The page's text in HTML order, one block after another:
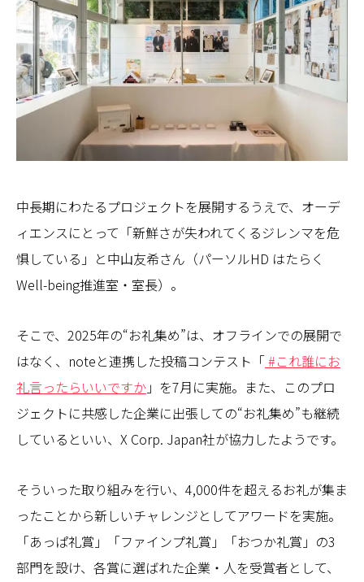
中長期にわたるプロジェクトを展開するうえで、オーデ
ィエンスにとって「新鮮さが失われてくるジレンマを危
惧している」と中山友希さん（パーソルHD はたらく
Well-being推進室・室長）。
そこで、2025年の“お礼集め”は、オフラインでの展開で
はなく、noteと連携した投稿コンテスト「#これ誰にお
礼言ったらいいですか 」を7月に実施。また、このプロ
ジェクトに共感した企業に出張しての“お礼集め”も継続
しているといい、X Corp. Japan社が協力したようです。
そういった取り組みを行い、4,000件を超えるお礼が集ま
ったことから新しいチャレンジとしてアワードを実施。
「あっぱ礼賞」「ファインプ礼賞」「おつか礼賞」の3
部門を設け、各賞に選ばれた企業・人を受賞者として、